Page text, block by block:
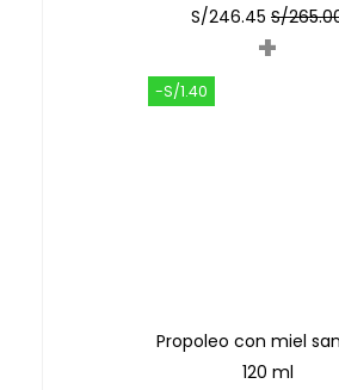
S/246.45 S/
+
-S/1.40
Propoleo con miel
120 ml